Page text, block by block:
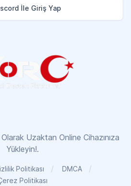
İle Giriş Yap
Uzaktan Online Cihazınıza
Yükleyin!.
Politikası
DMCA
Politikası